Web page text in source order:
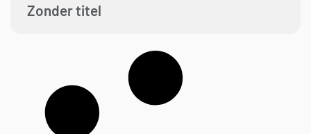
Zonder titel